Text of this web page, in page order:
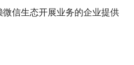
信生态开展业务的企业提供